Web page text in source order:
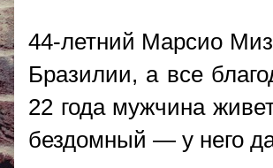
44-летний Марсио
Бразилии, а все
22 года мужчина
бездомный — у него